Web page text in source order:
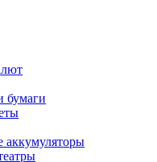
бумаги
аккумуляторы